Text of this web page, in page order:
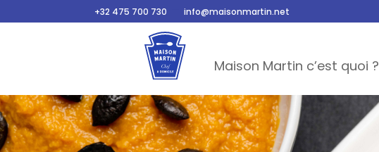
+32 475 700 730 –info@maisonmartin.net
Maison Martin c’est quoi ?